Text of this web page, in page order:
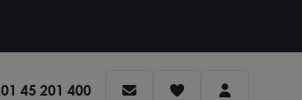
01 45 201 400